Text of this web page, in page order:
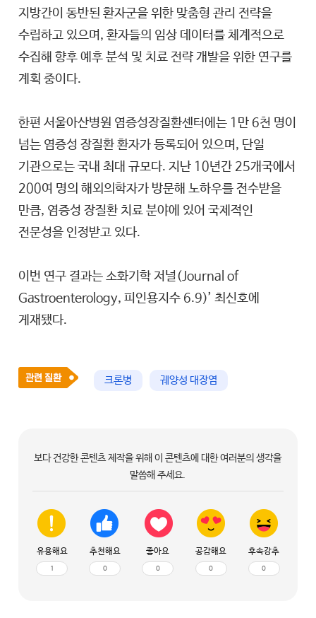
지방간이 동반된 환자군을 위한 맞춤형 관리 전략을
수립하고 있으며, 환자들의 임상 데이터를 체계적으로
수집해 향후 예후 분석 및 치료 전략 개발을 위한 연구를
계획 중이다.
한편 서울아산병원 염증성장질환센터에는 1만 6천 명이
넘는 염증성 장질환 환자가 등록되어 있으며, 단일
기관으로는 국내 최대 규모다. 지난 10년간 25개국에서
200여 명의 해외의학자가 방문해 노하우를 전수받을
만큼, 염증성 장질환 치료 분야에 있어 국제적인
전문성을 인정받고 있다.
이번 연구 결과는 소화기학 저널(Journal of
Gastroenterology, 피인용지수 6.9)’ 최신호에
게재됐다.
크론병 궤양성 대장염
보다 건강한 콘텐츠 제작을 위해 이 콘텐츠에 대한 여러분의 생각을
말씀해 주세요.
유용해요
1
추천해요
0
좋아요
0
공감해요
0
후속강추
0